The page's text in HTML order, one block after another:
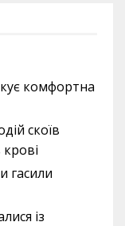
комфортна
скоїв
гасили
із